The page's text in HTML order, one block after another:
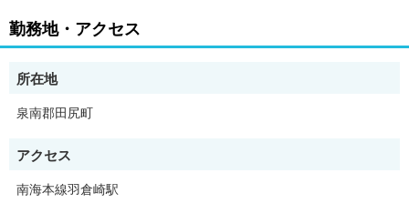
【求人のポイント】
・昇給あり
・交通費支給
・即日勤務OK
・急募
・昇格あり
・経験者歓迎
・有資格者歓迎
勤務地・アクセス
所在地
泉南郡田尻町
アクセス
南海本線羽倉崎駅